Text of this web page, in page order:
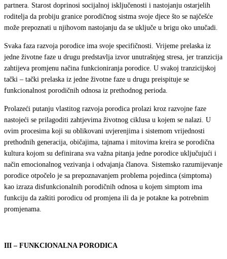
partnera. Starost doprinosi socijalnoj isključenosti i nastojanju ostarjelih
roditelja da probiju granice porodičnog sistma svoje djece što se najčešće
može prepoznati u njihovom nastojanju da se uključe u brigu oko unučadi.
Svaka faza razvoja porodice ima svoje specifičnosti. Vrijeme prelaska iz
jedne životne faze u drugu predstavlja izvor unutrašnjeg stresa, jer tranzicija
zahtijeva promjenu načina funkcioniranja porodice. U svakoj tranzicijskoj
tački – tački prelaska iz jedne životne faze u drugu preispituje se
funkcionalnost porodičnih odnosa iz prethodnog perioda.
Prolazeći putanju vlastitog razvoja porodica prolazi kroz razvojne faze
nastojeći se prilagoditi zahtjevima životnog ciklusa u kojem se nalazi. U
ovim procesima koji su oblikovani uvjerenjima i sistemom vrijednosti
prethodnih generacija, običajima, tajnama i mitovima kreira se porodična
kultura kojom su definirana sva važna pitanja jedne porodice uključujući i
način emocionalnog vezivanja i odvajanja članova. Sistemsko razumijevanje
porodice otpočelo je sa prepoznavanjem problema pojedinca (simptoma)
kao izraza disfunkcionalnih porodičnih odnosa u kojem simptom ima
funkciju da zaštiti porodicu od promjena ili da je potakne ka potrebnim
promjenama.
III – FUNKCIONALNA PORODICA